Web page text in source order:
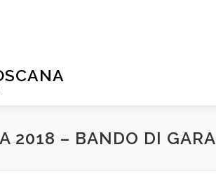
2018 – BANDO DI GARA